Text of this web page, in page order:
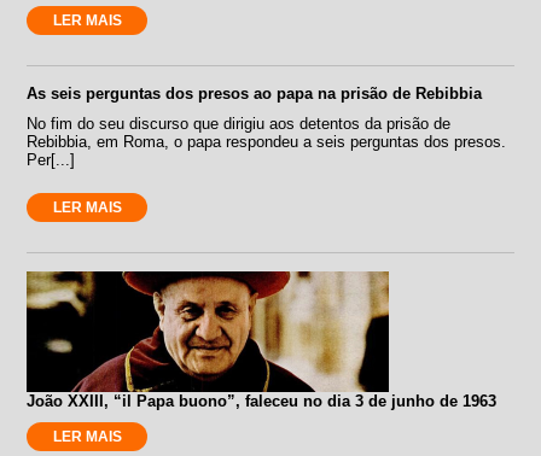
LER MAIS
As seis perguntas dos presos ao papa na prisão de Rebibbia
No fim do seu discurso que dirigiu aos detentos da prisão de
Rebibbia, em Roma, o papa respondeu a seis perguntas dos presos.
Per[...]
LER MAIS
João XXIII, “il Papa buono”, faleceu no dia 3 de junho de 1963
LER MAIS